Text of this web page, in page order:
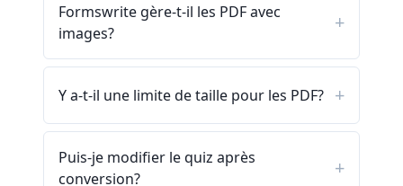
Formswrite gère-t-il les PDF avec
images?
Y a-t-il une limite de taille pour les PDF?
Puis-je modifier le quiz après
conversion?